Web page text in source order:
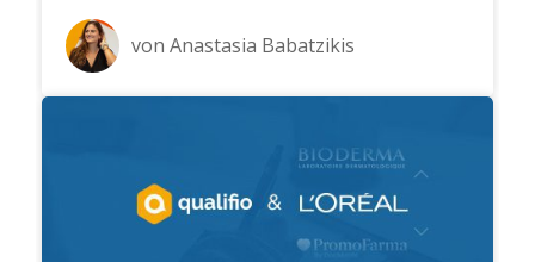
vonAnastasia Babatzikis